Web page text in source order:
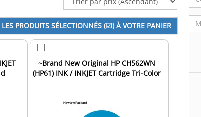
~Brand New Original HP CH562WN
(HP61) INK / INKJET Cartridge Tri-Color